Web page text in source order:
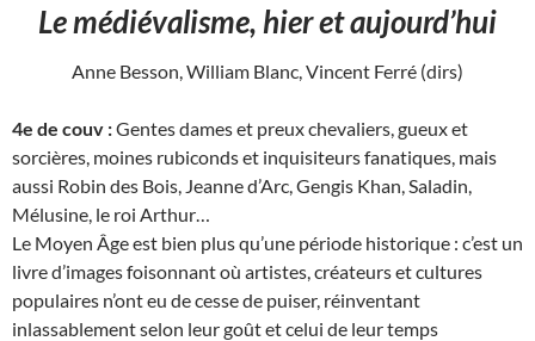
Le médiévalisme, hier et aujourd’hui
Anne Besson, William Blanc, Vincent Ferré (dirs)
4e de couv :Gentes dames et preux chevaliers, gueux et
sorcières, moines rubiconds et inquisiteurs fanatiques, mais
aussi Robin des Bois, Jeanne d’Arc, Gengis Khan, Saladin,
Mélusine, le roi Arthur…
Le Moyen Âge est bien plus qu’une période historique : c’est un
livre d’images foisonnant où artistes, créateurs et cultures
populaires n’ont eu de cesse de puiser, réinventant
inlassablement selon leur goût et celui de leur temps